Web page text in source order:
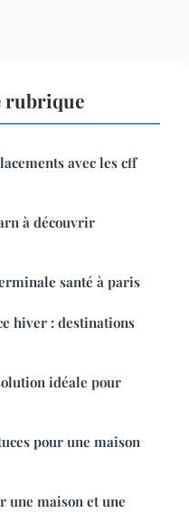
rubrique
avec les cff
à découvrir
santé à paris
hiver : destinations
idéale pour
pour une maison
une maison et une